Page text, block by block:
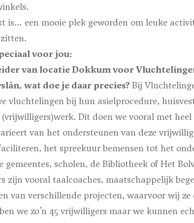
is… een mooie plek geworden om leuke
voor jou:
van locatie Dokkum voor
wat doe je daar precies?Bij
vluchtelingen bij hun asielprocedure,
Dit doen we vooral met
van het ondersteunen van deze
het spreekuur bemensen tot het
gemeentes, scholen, de Bibliotheek of Het
zijn vooral taalcoaches, maatschappelijk
van verschillende projecten, waarvoor wij ze
we zo’n 45 vrijwilligers maar we kunnen